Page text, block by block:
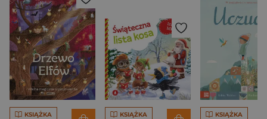
KSIĄŻKA KSIĄŻKA KSIĄŻKA